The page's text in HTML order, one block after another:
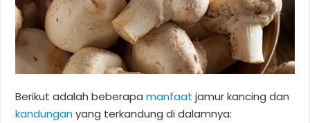
Berikut adalah beberapamanfaat jamur kancing dan
kandunganyang terkandung di dalamnya: